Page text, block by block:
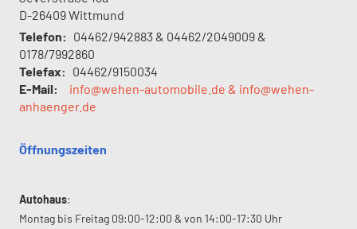
D-26409Wittmund
Telefon: 04462/942883 & 04462/2049009 &
0178/7992860
Telefax: 04462/9150034
E-Mail:
info@wehen-automobile.de & info@wehen-
anhaenger.de
Öffnungszeiten
Autohaus:
Montag bis Freitag 09:00-12:00 & von 14:00-17:30 Uhr